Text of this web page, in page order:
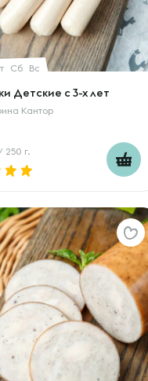
Сб Вс
Детские с 3-х лет
Кантор
/ 250 г.